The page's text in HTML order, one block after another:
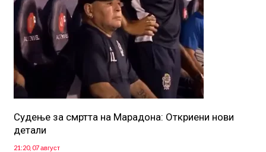
Судење за смртта на Марадона: Откриени нови
детали
21:20, 07 август